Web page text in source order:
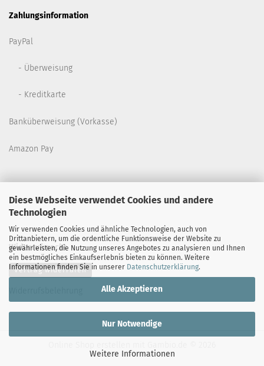
Diese Webseite verwendet Cookies und andere
Technologien
Wir verwenden Cookies und ähnliche Technologien, auch von
Drittanbietern, um die ordentliche Funktionsweise der Website zu
gewährleisten, die Nutzung unseres Angebotes zu analysieren und Ihnen
ein bestmögliches Einkaufserlebnis bieten zu können. Weitere
Informationen finden Sie in unserer Datenschutzerklärung.
Alle Akzeptieren
Nur Notwendige
Weitere Informationen
Zahlungsinformation
PayPal
- Überweisung
- Kreditkarte
Banküberweisung (Vorkasse)
Amazon Pay
Widerrufsrecht
Vertrag widerrufen